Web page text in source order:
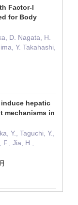
Factor-I
for Body
D. Nagata, H.
Y. Takahashi,
hepatic
mechanisms in
Y., Taguchi, Y.,
Jia, H.,